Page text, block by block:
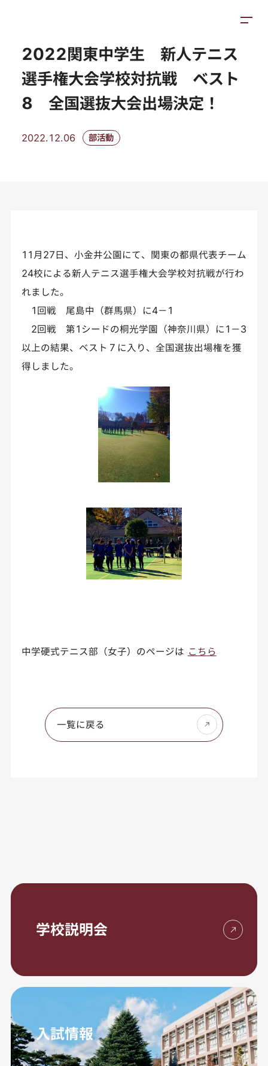
2022関東中学生 新人テニス
選手権大会学校対抗戦 ベスト
8 全国選抜大会出場決定！
2022.12.06 部活動
11月27日、小金井公園にて、関東の都県代表チーム
24校による新人テニス選手権大会学校対抗戦が行わ
れました。
1回戦 尾島中（群馬県）に4－1
2回戦 第1シードの桐光学園（神奈川県）に1－3
以上の結果、ベスト７に入り、全国選抜出場権を獲
得しました。
中学硬式テニス部（女子）のページは こちら
一覧に戻る
学校説明会
入試情報